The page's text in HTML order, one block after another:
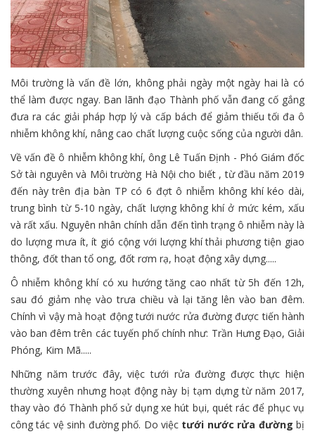
Môi trường là vấn đề lớn, không phải ngày một ngày hai là có
thể làm được ngay. Ban lãnh đạo Thành phố vẫn đang cố gắng
đưa ra các giải pháp hợp lý và cấp bách để giảm thiếu tối đa ô
nhiễm không khí, nâng cao chất lượng cuộc sống của người dân.
Về vấn đề ô nhiễm không khí, ông Lê Tuấn Định - Phó Giám đốc
Sở tài nguyên và Môi trường Hà Nội cho biết , từ đầu năm 2019
đến này trên địa bàn TP có 6 đợt ô nhiễm không khí kéo dài,
trung bình từ 5-10 ngày, chất lượng không khí ở mức kém, xấu
và rất xấu. Nguyên nhân chính dẫn đến tình trạng ô nhiễm này là
do lượng mưa ít, ít gió cộng với lượng khí thải phương tiện giao
thông, đốt than tổ ong, đốt rơm rạ, hoạt động xây dựng.....
Ô nhiễm không khí có xu hướng tăng cao nhất từ 5h đến 12h,
sau đó giảm nhẹ vào trưa chiều và lại tăng lên vào ban đêm.
Chính vì vậy mà hoạt động tưới nước rửa đường được tiến hành
vào ban đêm trên các tuyến phố chính như: Trần Hưng Đạo, Giải
Phóng, Kim Mã.....
Những năm trước đây, việc tưới rửa đường được thực hiện
thường xuyên nhưng hoạt động này bị tạm dựng từ năm 2017,
thay vào đó Thành phố sử dụng xe hút bụi, quét rác để phục vụ
công tác vệ sinh đường phố. Do việctưới nước rửa đường bị